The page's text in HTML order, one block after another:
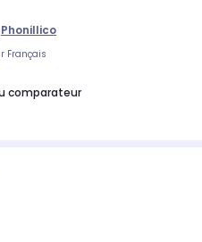
Phonillico
Français
comparateur